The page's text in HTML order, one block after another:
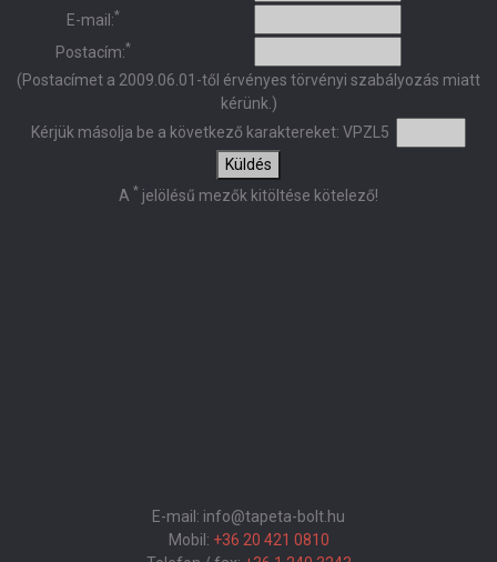
E-mail:*
Postacím:*
(Postacímet a 2009.06.01-től érvényes törvényi szabályozás miatt
kérünk.)
Kérjük másolja be a következő karaktereket: VPZL5
Küldés
A * jelölésű mezők kitöltése kötelező!
E-mail: info@tapeta-bolt.hu
Mobil: +36 20 421 0810